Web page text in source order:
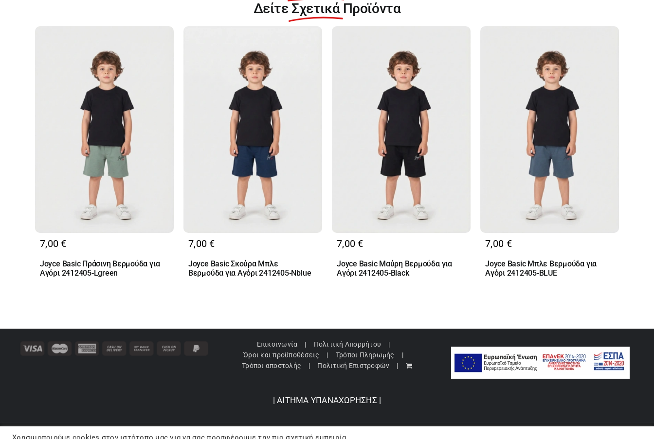
Δείτε Σχετικά Προϊόντα
7,00 €
Joyce Basic Πράσινη Βερμούδα για
Αγόρι 2412405-Lgreen
7,00 €
Joyce Basic Σκούρα Μπλε
Βερμούδα για Αγόρι 2412405-Nblue
7,00 €
Joyce Basic Μαύρη Βερμούδα για
Αγόρι 2412405-Black
7,00 €
Joyce Basic Μπλε Βερμούδα για
Αγόρι 2412405-BLUE
Επικοινωνία
Πολιτική Απορρήτου
Όροι και προϋποθέσεις
Τρόποι Πληρωμής
Τρόποι αποστολής
Πολιτική Επιστροφών
| ΑΙΤΗΜΑ ΥΠΑΝΑΧΩΡΗΣΗΣ |
Copyright 2024 © Barbopoulos store - All Rights Reserved |